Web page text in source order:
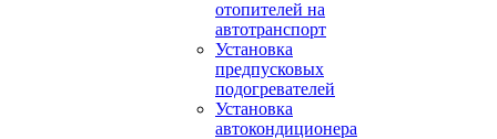
отопителей на
автотранспорт
Установка
предпусковых
подогревателей
Установка
автокондиционера